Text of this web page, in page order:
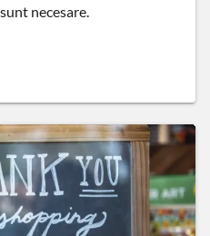
necesare.